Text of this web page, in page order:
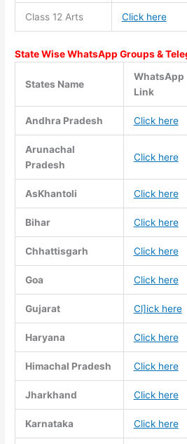
Class 12 Arts Click here
State Wise WhatsApp Groups &
States Name
WhatsApp
Link
Andhra Pradesh Click here
Arunachal
Pradesh
Click here
AsKhantoli Click here
Bihar Click here
Chhattisgarh Click here
Goa Click here
Gujarat Cl]ick here
Haryana Click here
Himachal Pradesh Click here
Jharkhand Click here
Karnataka Click here